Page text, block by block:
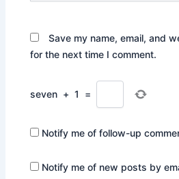
Save my name, email, and
for the next time I comment.
seven + 1 =
Notify me of follow-up
Notify me of new posts by